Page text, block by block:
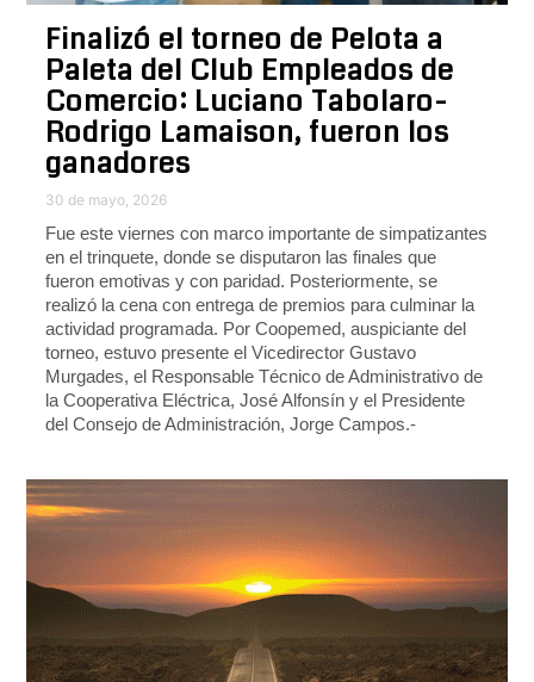
Finalizó el torneo de Pelota a
Paleta del Club Empleados de
Comercio: Luciano Tabolaro-
Rodrigo Lamaison, fueron los
ganadores
30 de mayo, 2026
Fue este viernes con marco importante de simpatizantes
en el trinquete, donde se disputaron las finales que
fueron emotivas y con paridad. Posteriormente, se
realizó la cena con entrega de premios para culminar la
actividad programada. Por Coopemed, auspiciante del
torneo, estuvo presente el Vicedirector Gustavo
Murgades, el Responsable Técnico de Administrativo de
la Cooperativa Eléctrica, José Alfonsín y el Presidente
del Consejo de Administración, Jorge Campos.-